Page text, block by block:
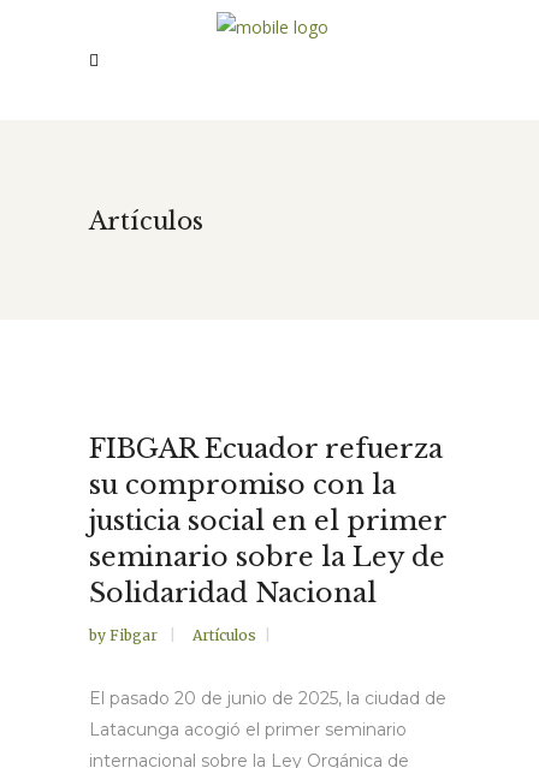
Artículos
FIBGAR Ecuador refuerza
su compromiso con la
justicia social en el primer
seminario sobre la Ley de
Solidaridad Nacional
by Fibgar Artículos
El pasado 20 de junio de 2025, la ciudad de
Latacunga acogió el primer seminario
internacional sobre la Ley Orgánica de